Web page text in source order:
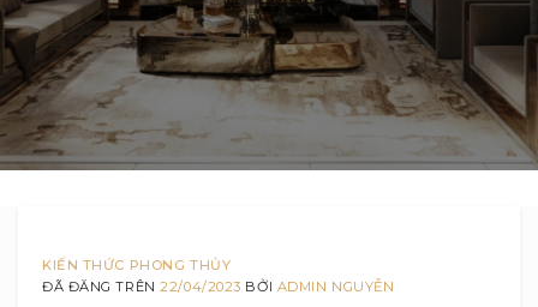
KIẾN THỨC PHONG THỦY
ĐÃ ĐĂNG TRÊN22/04/2023 BỞI ADMIN NGUYỄN